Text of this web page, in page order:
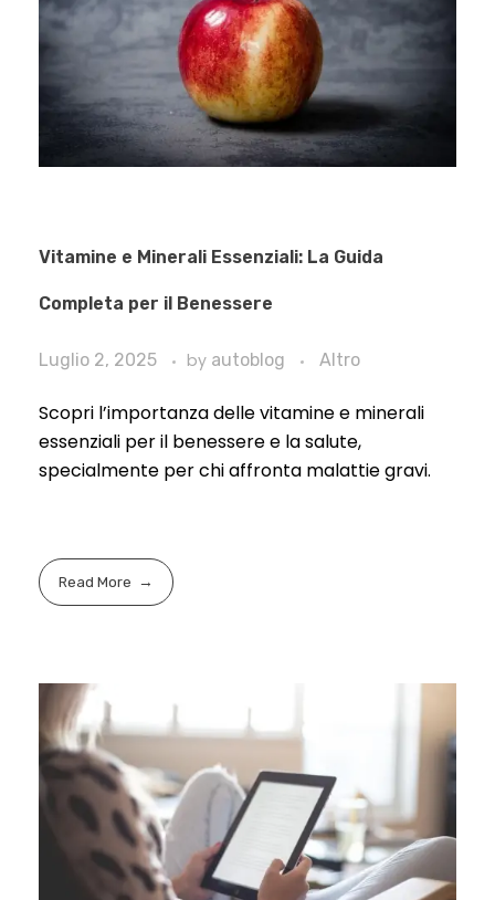
Vitamine e Minerali Essenziali: La Guida
Completa per il Benessere
Luglio 2, 2025 by autoblog Altro
Scopri l’importanza delle vitamine e minerali
essenziali per il benessere e la salute,
specialmente per chi affronta malattie gravi.
Read More